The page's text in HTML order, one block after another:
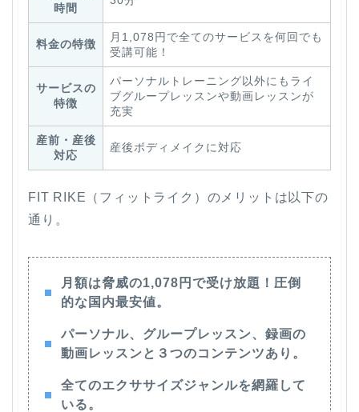
時間
料金の特徴
月1,078円で全てのサービスを何回でも
受講可能！
サービスの
特徴
パーソナルトレーニング以外にもライ
ブグループレッスンや動画レッスンが
充実
産前・産後
対応
産後ボディメイクに対応
FIT RIKE（フィットライク）のメリットは以下の
通り。
月額は脅威の1,078円で受け放題！圧倒
的な国内最安値。
パーソナル、グループレッスン、録画の
動画レッスンと３つのコンテンツあり。
全てのエクササイズジャンルを網羅して
いる。